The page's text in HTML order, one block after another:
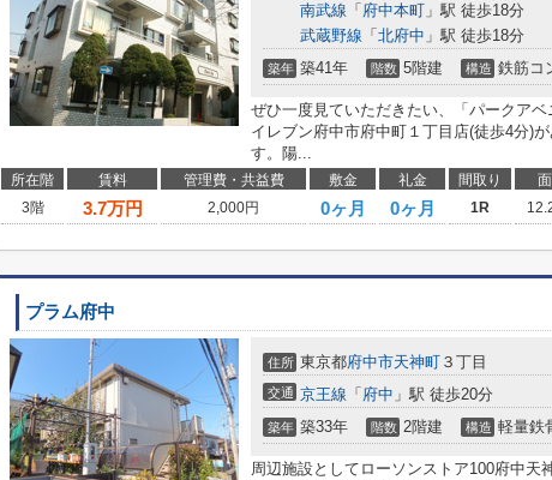
南武線 「 府中本町 」駅 徒歩18分
武蔵野線 「 北府中 」駅 徒歩18分
築年 築41年 階数 5階建 構造 鉄筋コ
ぜひ一度見ていただきたい、「パークア
イレブン府中市府中町１丁目店(徒歩4分)
す。陽...
所在階 賃料 管理費・共益費 敷金 礼金 間取り
3階
3.7万円 2,000円 0ヶ月 0ヶ月 1R
プラム府中
住所 東京都府中市天神町 ３丁目
交通 京王線 「 府中 」駅 徒歩20分
築年 築33年 階数 2階建 構造 軽量鉄
周辺施設としてローソンストア100府中天